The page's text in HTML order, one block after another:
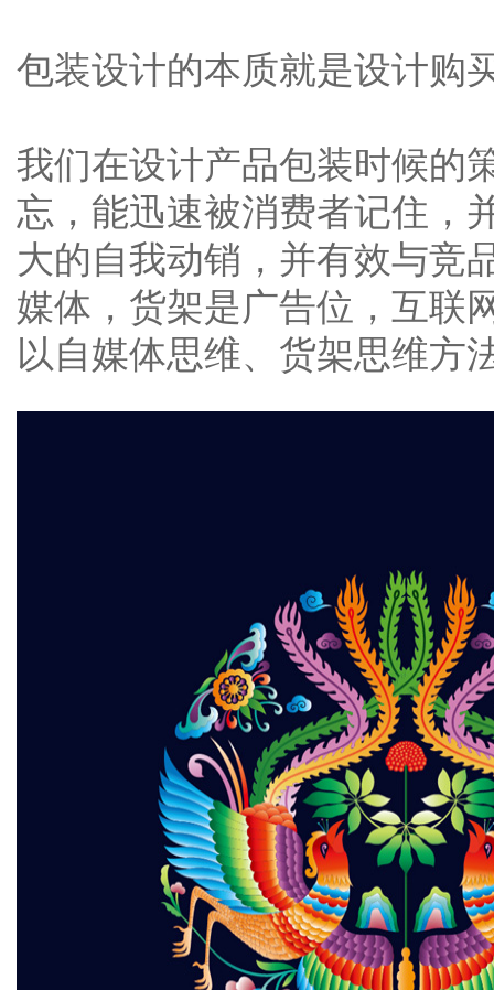
包装设计的本质就是设计购
我们在设计产品包装时候的
忘，能迅速被消费者记住，
大的自我动销，并有效与竞
媒体，货架是广告位，互联
以自媒体思维、货架思维方